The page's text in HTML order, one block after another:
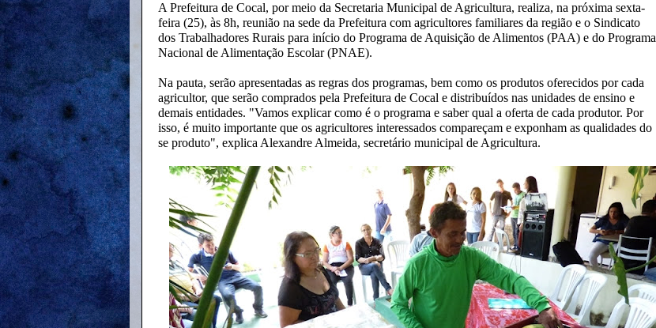
A Prefeitura de Cocal, por meio da Secretaria Municipal de Agricultura, realiza, na próxima sexta-
feira (25), às 8h, reunião na sede da Prefeitura com agricultores familiares da região e o Sindicato
dos Trabalhadores Rurais para início do Programa de Aquisição de Alimentos (PAA) e do Programa
Nacional de Alimentação Escolar (PNAE).
Na pauta, serão apresentadas as regras dos programas, bem como os produtos oferecidos por cada
agricultor, que serão comprados pela Prefeitura de Cocal e distribuídos nas unidades de ensino e
demais entidades. "Vamos explicar como é o programa e saber qual a oferta de cada produtor. Por
isso, é muito importante que os agricultores interessados compareçam e exponham as qualidades do
se produto", explica Alexandre Almeida, secretário municipal de Agricultura.